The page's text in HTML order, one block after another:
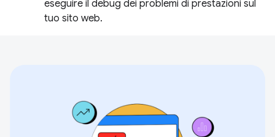
eseguire il debug dei problemi di prestazioni sul
tuo sito web.